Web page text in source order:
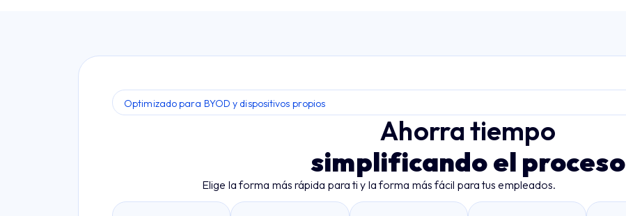
Optimizado para BYOD y dispositivos propios
Ahorra tiempo
simplificando el proceso
Elige la forma más rápida para ti y la forma más fácil para tus empleados.